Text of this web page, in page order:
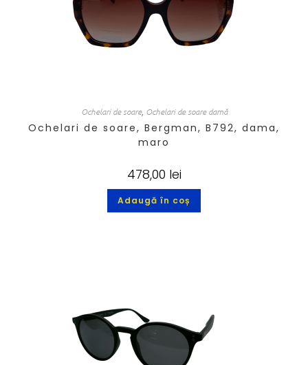
Ochelari de soare, Ochelari de soare damă
Ochelari de soare, Bergman, B792, dama,
maro
478,00 lei
Adaugă în coș